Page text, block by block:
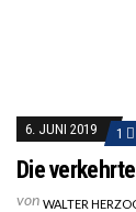
6. JUNI 2019 1
Die
von WALTER